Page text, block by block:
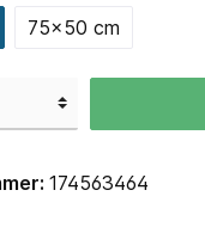
75x50 cm
174563464